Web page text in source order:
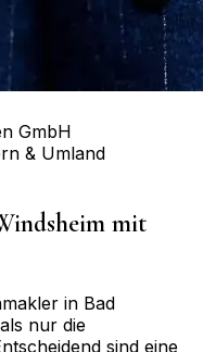
GmbH
& Umland
mit
in Bad
nur die
sind eine